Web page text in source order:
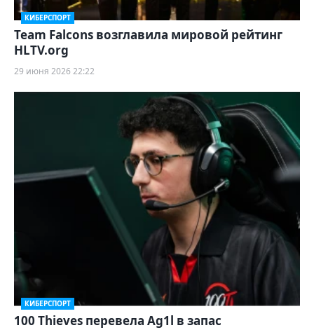
КИБЕРСПОРТ
Team Falcons возглавила мировой рейтинг
HLTV.org
29 июня 2026 22:22
КИБЕРСПОРТ
100 Thieves перевела Ag1l в запас